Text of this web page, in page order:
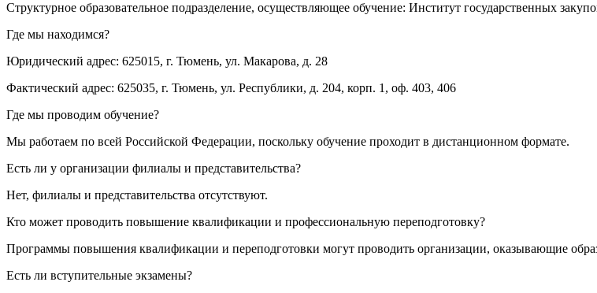
Структурное образовательное подразделение, осуществляющее обучение: Институт государственных
Где мы находимся?
Юридический адрес: 625015, г. Тюмень, ул. Макарова, д. 28
Фактический адрес: 625035, г. Тюмень, ул. Республики, д. 204, корп. 1, оф. 403, 406
Где мы проводим обучение?
Мы работаем по всей Российской Федерации, поскольку обучение проходит в дистанционном формате.
Есть ли у организации филиалы и представительства?
Нет, филиалы и представительства отсутствуют.
Кто может проводить повышение квалификации и профессиональную переподготовку?
Программы повышения квалификации и переподготовки могут проводить организации, оказывающие
Есть ли вступительные экзамены?